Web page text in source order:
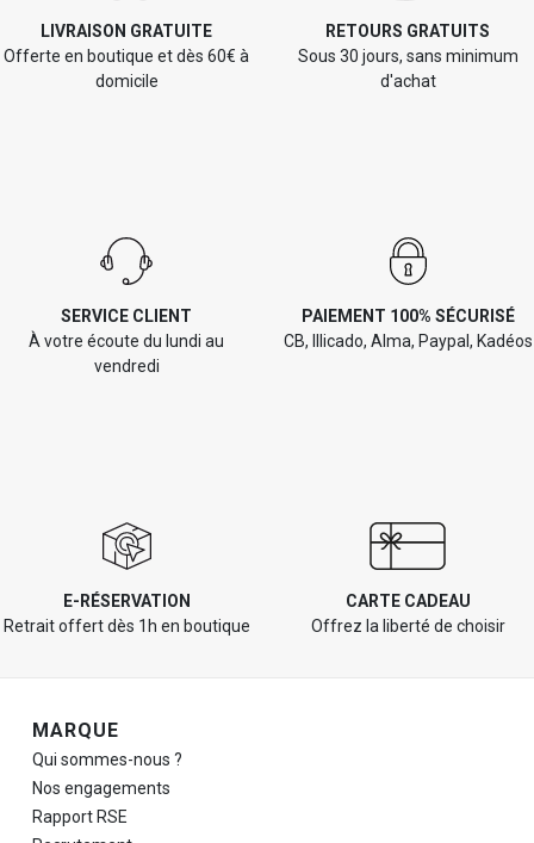
LIVRAISON GRATUITE
Offerte en boutique et dès 60€ à
domicile
RETOURS GRATUITS
Sous 30 jours, sans minimum
d'achat
SERVICE CLIENT
À votre écoute du lundi au
vendredi
PAIEMENT 100% SÉCURISÉ
CB, Illicado, Alma, Paypal, Kadéos
E-RÉSERVATION
Retrait offert dès 1h en boutique
CARTE CADEAU
Offrez la liberté de choisir
Navigation de pied de page
MARQUE
Qui sommes-nous ?
Nos engagements
Rapport RSE